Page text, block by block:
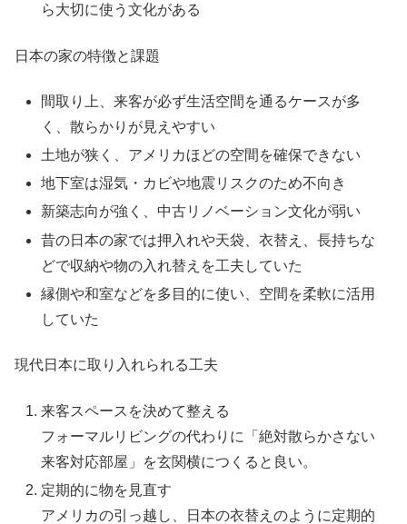
ら大切に使う文化がある
日本の家の特徴と課題
間取り上、来客が必ず生活空間を通るケースが多
く、散らかりが見えやすい
土地が狭く、アメリカほどの空間を確保できない
地下室は湿気・カビや地震リスクのため不向き
新築志向が強く、中古リノベーション文化が弱い
昔の日本の家では押入れや天袋、衣替え、長持ちな
どで収納や物の入れ替えを工夫していた
縁側や和室などを多目的に使い、空間を柔軟に活用
していた
現代日本に取り入れられる工夫
来客スペースを決めて整える
フォーマルリビングの代わりに「絶対散らかさない
来客対応部屋」を玄関横につくると良い。
定期的に物を見直す
アメリカの引っ越し、日本の衣替えのように定期的